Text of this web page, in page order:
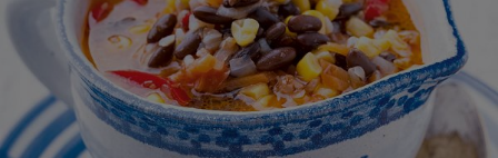
DESERY
ZUPY
CIASTA
KARNAWAŁ
WIELKANOC
WALENTYNKI
KUCHNIA BRYTYJSKA
KUCHNIA AFRYKAŃSKA
KUCHNIA JAPOŃSKA
PORADY
SZKOŁA GOTOWANIA
PORADY
ZDROWA DIETA
DIETA
DO POCZYTANIA